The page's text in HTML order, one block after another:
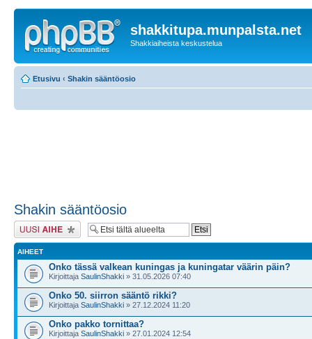
shakkitupa.munpalsta.net
Shakkiaiheista keskustelua
Etusivu ‹ Shakin sääntöosio
Shakin sääntöosio
Lähetä uusi viesti
AIHEET
Onko tässä valkean kuningas ja kuningatar väärin päin?
Kirjoittaja SaulinShakki » 31.05.2026 07:40
Onko 50. siirron sääntö rikki?
Kirjoittaja SaulinShakki » 27.12.2024 11:20
Onko pakko tornittaa?
Kirjoittaja SaulinShakki » 27.01.2024 12:54